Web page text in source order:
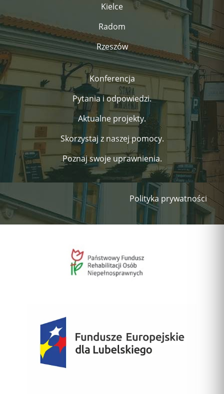
Kielce
Radom
Rzeszów
Konferencja
Pytania i odpowiedzi.
Aktualne projekty.
Skorzystaj z naszej pomocy.
Poznaj swoje uprawnienia.
Polityka prywatności